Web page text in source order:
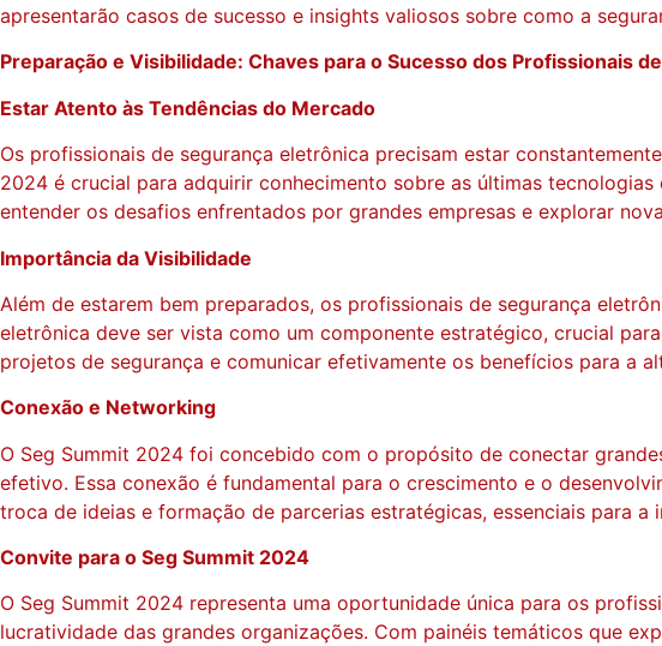
apresentarão casos de sucesso e insights valiosos sobre como a
Preparação e Visibilidade: Chaves para o Sucesso dos Profissionais
Estar Atento às Tendências do Mercado
Os profissionais de segurança eletrônica precisam estar
2024 é crucial para adquirir conhecimento sobre as últimas
entender os desafios enfrentados por grandes empresas e explorar
Importância da Visibilidade
Além de estarem bem preparados, os profissionais de segurança
eletrônica deve ser vista como um componente estratégico, crucial
projetos de segurança e comunicar efetivamente os benefícios para a
Conexão e Networking
O Seg Summit 2024 foi concebido com o propósito de conectar
efetivo. Essa conexão é fundamental para o crescimento e o
troca de ideias e formação de parcerias estratégicas, essenciais para a
Convite para o Seg Summit 2024
O Seg Summit 2024 representa uma oportunidade única para os
lucratividade das grandes organizações. Com painéis temáticos que